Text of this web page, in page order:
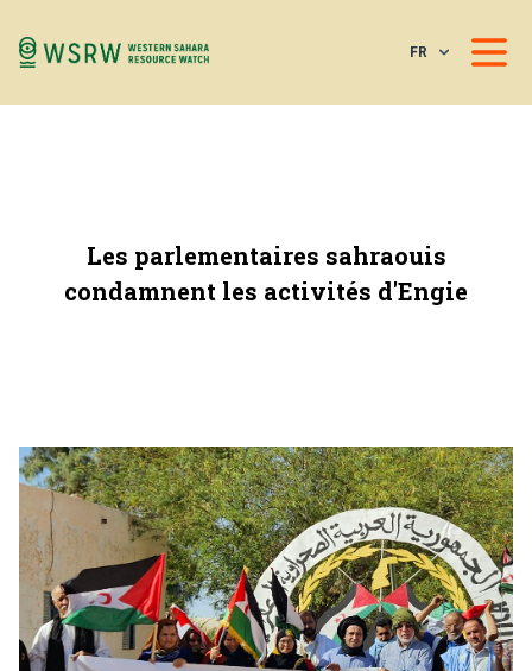
FR
Les parlementaires sahraouis
condamnent les activités d'Engie